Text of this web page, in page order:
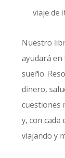
Nuestro
ayudará
sueño.
dinero,
cuestiones
y, con cada
viajando y